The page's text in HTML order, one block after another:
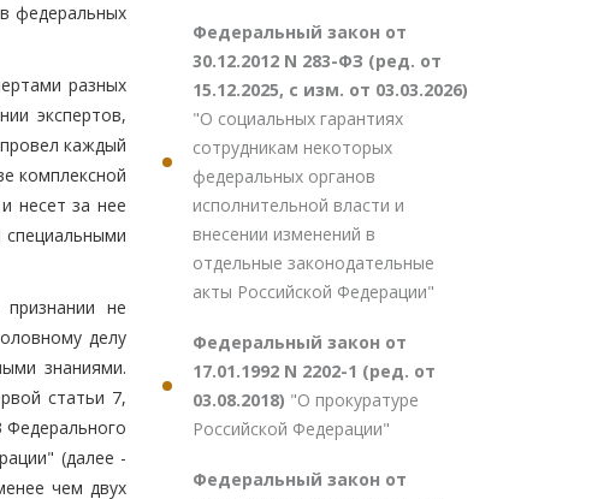
федеральных
разных
экспертов,
каждый
комплексной
несет за нее
не
делу
знаниями.
статьи 7,
Федерального
(далее -
чем двух
Федеральный закон от
30.12.2012 N 283-ФЗ (ред. от
15.12.2025, с изм. от 03.03.2026)
"О социальных гарантиях
сотрудникам некоторых
федеральных органов
исполнительной власти и
внесении изменений в
отдельные законодательные
акты Российской Федерации"
Федеральный закон от
17.01.1992 N 2202-1 (ред. от
03.08.2018) "О прокуратуре
Российской Федерации"
Федеральный закон от